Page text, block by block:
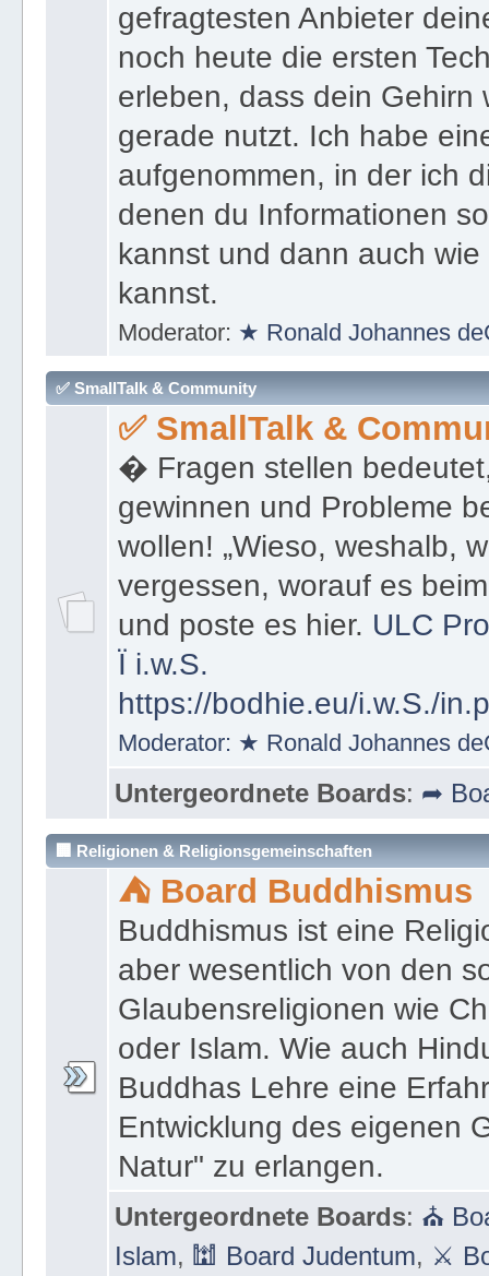
Wissen zugreifen können.
gefragtesten Anbieter
noch heute die ersten
erleben, dass dein Gehirn
gerade nutzt. Ich habe
aufgenommen, in der ich
denen du Informationen
kannst und dann auch
kannst.
Moderator:★ Ronald Johannes
✅ SmallTalk & Community
✅ SmallTalk &
� Fragen stellen
gewinnen und Probleme
wollen! „Wieso, weshalb,
vergessen, worauf es
und poste es hier.
Ïi.w.S.
https://bodhie.eu/i.w.S./
Moderator:★ Ronald Johannes
Untergeordnete Boards:➦
🏢 Religionen & Religionsgemeinschaften
⛺ Board Buddhismus
Buddhismus ist eine
aber wesentlich von den
Glaubensreligionen wie
oder Islam. Wie auch
Buddhas Lehre eine
Entwicklung des eigenen
Natur" zu erlangen.
Untergeordnete Boards:⛪